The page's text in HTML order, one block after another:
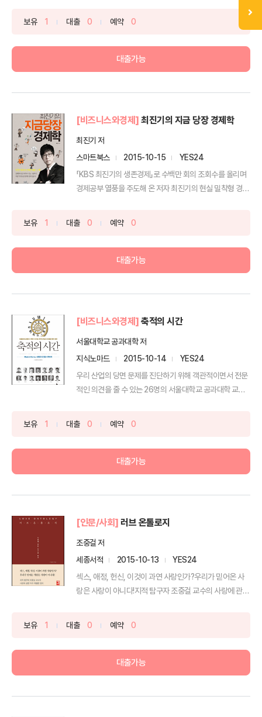
보유 1 대출 0 예약 0
대출가능
[비즈니스와경제] 최진기의 지금 당장 경제학
최진기 저
스마트북스
2015-10-15
YES24
「KBS 최진기의 생존경제」로 수백만 회의 조회수를 올리며
경제공부 열풍을 주도해 온 저자 최진기의 현실 밀착형 경
보유 1 대출 0 예약 0
대출가능
[비즈니스와경제] 축적의 시간
서울대학교 공과대학 저
지식노마드
2015-10-14
YES24
우리 산업의 당면 문제를 진단하기 위해 객관적이면서 전문
적인 의견을 줄 수 있는 26명의 서울대학교 공과대학 교수
보유 1 대출 0 예약 0
대출가능
[인문/사회] 러브 온톨로지
조중걸 저
세종서적
2015-10-13
YES24
섹스, 애정, 헌신, 이것이 과연 사랑인가?우리가 믿어온 사
랑은 사랑이 아니다!지적 탐구자 조중걸 교수의 사랑에 관
보유 1 대출 0 예약 0
대출가능